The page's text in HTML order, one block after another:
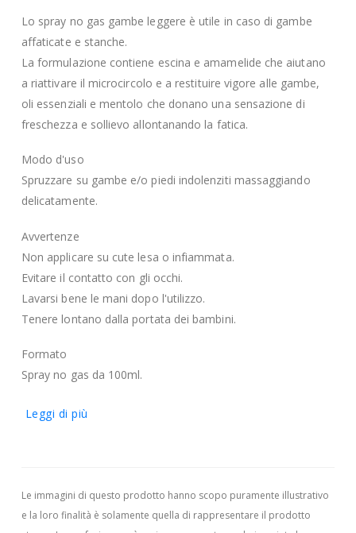
Lo spray no gas gambe leggere è utile in caso di gambe
affaticate e stanche.
La formulazione contiene escina e amamelide che aiutano
a riattivare il microcircolo e a restituire vigore alle gambe,
oli essenziali e mentolo che donano una sensazione di
freschezza e sollievo allontanando la fatica.
Modo d'uso
Spruzzare su gambe e/o piedi indolenziti massaggiando
delicatamente.
Avvertenze
Non applicare su cute lesa o infiammata.
Evitare il contatto con gli occhi.
Lavarsi bene le mani dopo l'utilizzo.
Tenere lontano dalla portata dei bambini.
Formato
Spray no gas da 100ml.
Leggi di più
Le immagini di questo prodotto hanno scopo puramente illustrativo
e la loro finalità è solamente quella di rappresentare il prodotto